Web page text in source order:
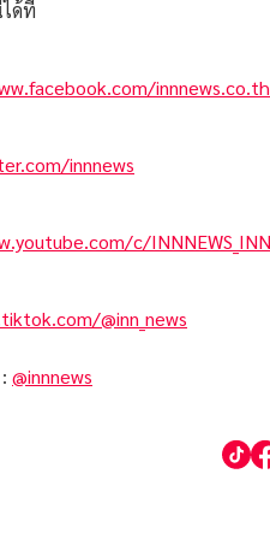
ด้ที่
innnews.co.th
innnews
c/INNNEWS_INN
@inn_news
@innnews